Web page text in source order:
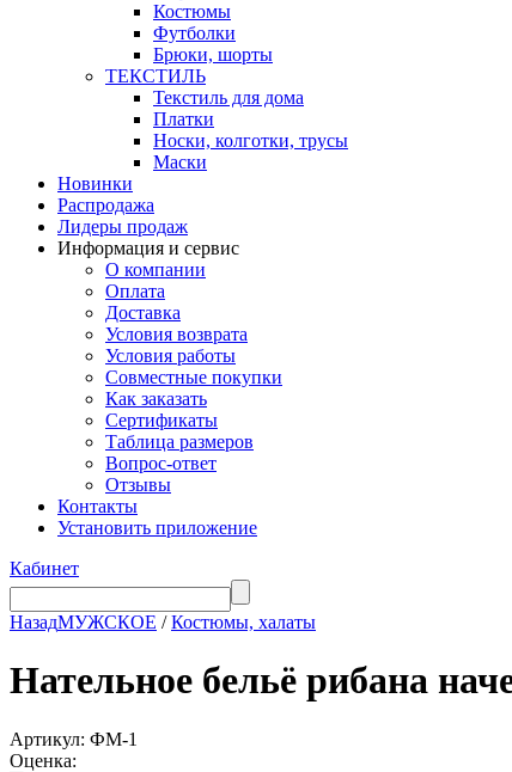
Костюмы
Футболки
Брюки, шорты
ТЕКСТИЛЬ
Текстиль для дома
Платки
Носки, колготки, трусы
Маски
Новинки
Распродажа
Лидеры продаж
Информация и сервис
О компании
Оплата
Доставка
Условия возврата
Условия работы
Совместные покупки
Как заказать
Сертификаты
Таблица размеров
Вопрос-ответ
Отзывы
Контакты
Установить приложение
Кабинет
НазадМУЖСКОЕ /Костюмы, халаты
Нательное бельё рибана
Артикул: ФМ-1
Оценка: